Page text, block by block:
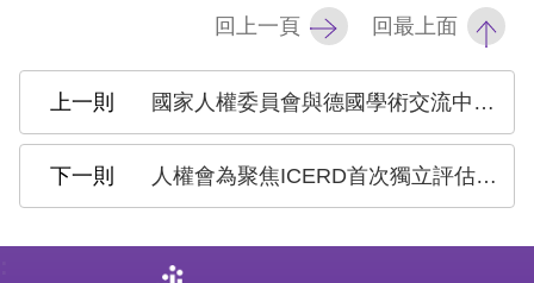
快
捷
鍵
回上一頁 回最上面
國家人權委員會與德國學術交流中心校友會線上會談分享臺灣民主與人權推動經驗
人權會為聚焦ICERD首次獨立評估意見原住民族議題，前往原住民族部落進行交流